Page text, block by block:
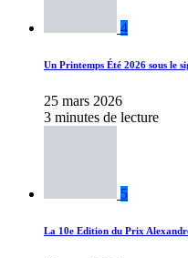
4
Un Printemps Été 2026 sous le
25 mars 2026
3 minutes de lecture
5
La 10e Edition du Prix